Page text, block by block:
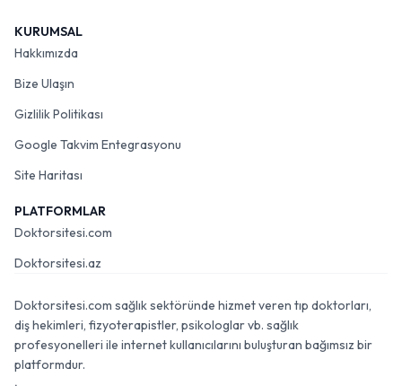
KURUMSAL
Hakkımızda
Bize Ulaşın
Gizlilik Politikası
Google Takvim Entegrasyonu
Site Haritası
PLATFORMLAR
Doktorsitesi.com
Doktorsitesi.az
Doktorsitesi.com sağlık sektöründe hizmet veren tıp doktorları,
diş hekimleri, fizyoterapistler, psikologlar vb. sağlık
profesyonelleri ile internet kullanıcılarını buluşturan bağımsız bir
platformdur.